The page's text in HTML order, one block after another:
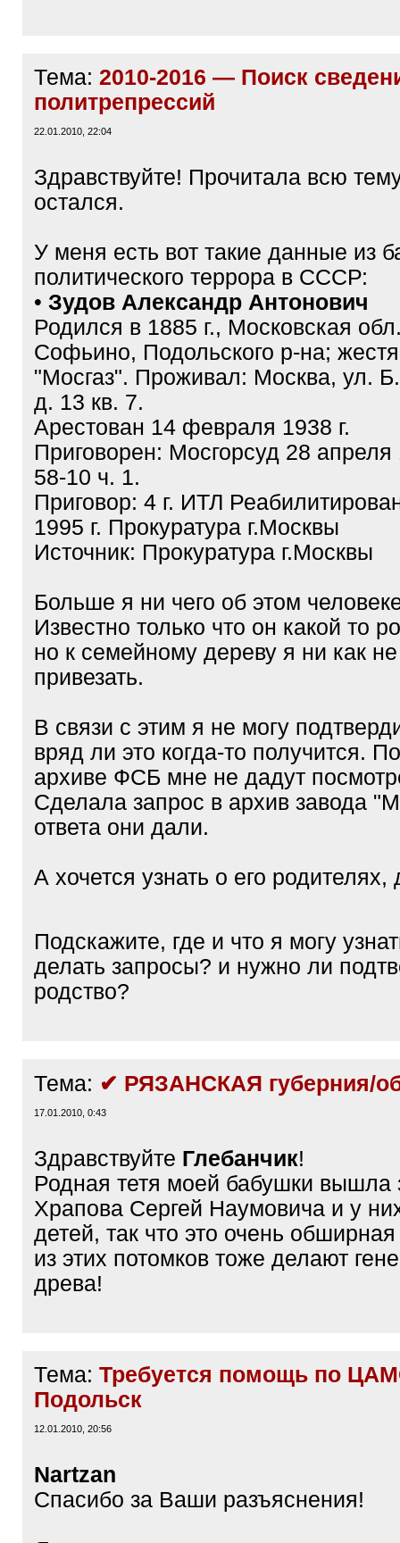
Тема: 2010-2016 — Поиск
политрепрессий
22.01.2010, 22:04
Здравствуйте! Прочитала всю
остался.
У меня есть вот такие данные из
политического террора в СССР:
• Зудов Александр Антонович
Родился в 1885 г., Московская
Софьино, Подольского р-на;
"Мосгаз". Проживал: Москва, ул.
д. 13 кв. 7.
Арестован 14 февраля 1938 г.
Приговорен: Мосгорсуд 28 апреля
58-10 ч. 1.
Приговор: 4 г. ИТЛ
1995 г. Прокуратура г.Москвы
Источник: Прокуратура г.Москвы
Больше я ни чего об этом
Известно только что он какой то
но к семейному дереву я ни как не
привезать.
В связи с этим я не могу
вряд ли это когда-то получится.
архиве ФСБ мне не дадут
Сделала запрос в архив завода
ответа они дали.
А хочется узнать о его родителях,
Подскажите, где и что я могу
делать запросы? и нужно ли
родство?
Тема: ✔ РЯЗАНСКАЯ губерния/
17.01.2010, 0:43
Здравствуйте Глебанчик!
Родная тетя моей бабушки вышла
Храпова Сергей Наумовича и у
детей, так что это очень
из этих потомков тоже делают
древа!
Тема: Требуется помощь по
Подольск
12.01.2010, 20:56
Nartzan
Спасибо за Ваши разъяснения!